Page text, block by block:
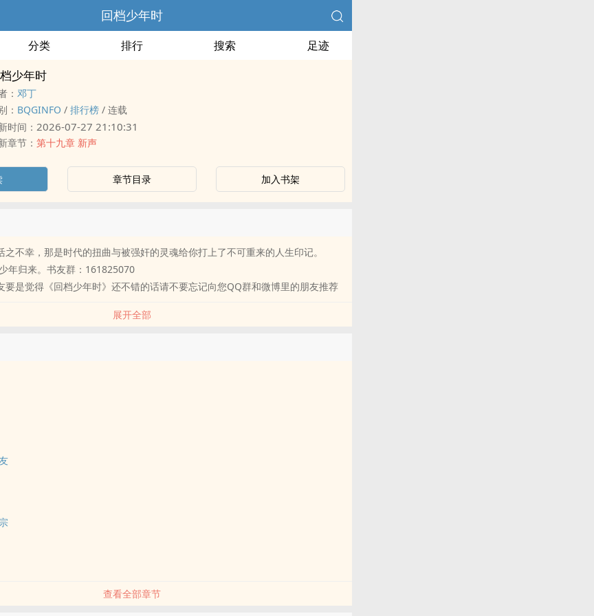
回档少年时
分类 排行 搜索 足迹
少年时
： 邓丁
： BQGINFO / 排行榜 / 连载
时间： 2026-07-27 21:10:31
章节： 第十九章 新声
章节目录 加入书架
之不幸，那是时代的扭曲与被‍­‌强‎‍​奸‌‎​的灵魂给你打上了不可重来的人生印记。
年归来。书友群：161825070
要是觉得《回档少年时》还不错的话请不要忘记向您QQ群和微博里的朋友推荐
展开全部
查看全部章节